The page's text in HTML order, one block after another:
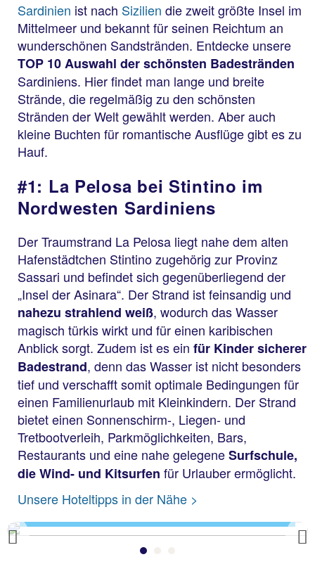
Sardinien ist nach Sizilien die zweit größte Insel im
Mittelmeer und bekannt für seinen Reichtum an
wunderschönen Sandstränden. Entdecke unsere
TOP 10 Auswahl der schönsten Badestränden
Sardiniens. Hier findet man lange und breite
Strände, die regelmäßig zu den schönsten
Stränden der Welt gewählt werden. Aber auch
kleine Buchten für romantische Ausflüge gibt es zu
Hauf.
#1: La Pelosa bei Stintino im
Nordwesten Sardiniens
Der Traumstrand La Pelosa liegt nahe dem alten
Hafenstädtchen Stintino zugehörig zur Provinz
Sassari und befindet sich gegenüberliegend der
„Insel der Asinara“. Der Strand ist feinsandig und
nahezu strahlend weiß, wodurch das Wasser
magisch türkis wirkt und für einen karibischen
Anblick sorgt. Zudem ist es ein für Kinder sicherer
Badestrand, denn das Wasser ist nicht besonders
tief und verschafft somit optimale Bedingungen für
einen Familienurlaub mit Kleinkindern. Der Strand
bietet einen Sonnenschirm-, Liegen- und
Tretbootverleih, Parkmöglichkeiten, Bars,
Restaurants und eine nahe gelegeneSurfschule,
die Wind- und Kitsurfen für Urlauber ermöglicht.
Unsere Hoteltipps in der Nähe >
Previous
La Pelosa